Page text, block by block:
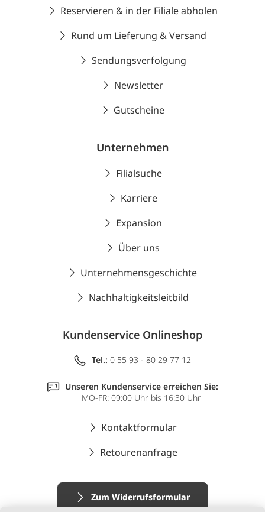
Reservieren & in der Filiale abholen
Rund um Lieferung & Versand
Sendungsverfolgung
Newsletter
Gutscheine
Unternehmen
Filialsuche
Karriere
Expansion
Über uns
Unternehmensgeschichte
Nachhaltigkeitsleitbild
Kundenservice Onlineshop
Tel.: 0 55 93 - 80 29 77 12
Unseren Kundenservice erreichen Sie:
MO-FR: 09:00 Uhr bis 16:30 Uhr
Kontaktformular
Retourenanfrage
Zum Widerrufsformular